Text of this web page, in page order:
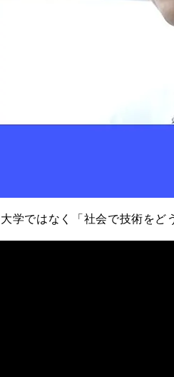
学ではなく「社会で技術をど